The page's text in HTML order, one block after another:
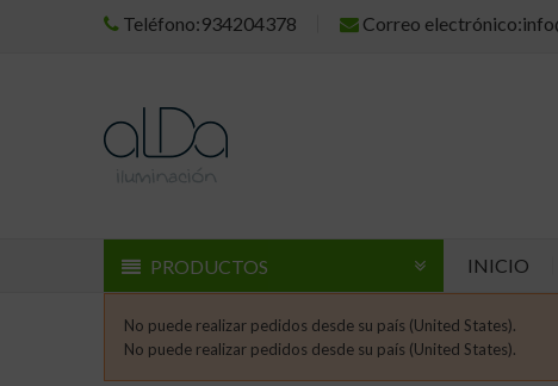
Teléfono:934204378 Correo
PRODUCTOS INICIO
No puede realizar pedidos desde su país (United States).
No puede realizar pedidos desde su país (United States).